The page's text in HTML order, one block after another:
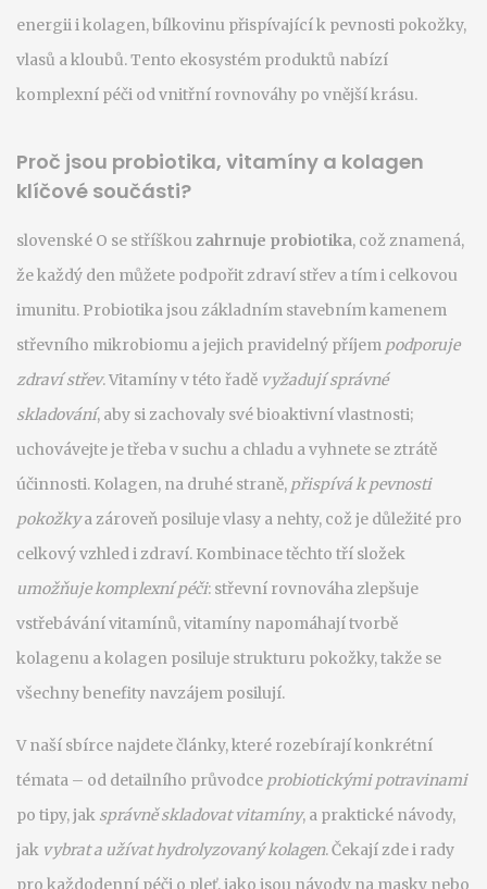
energiiikolagen,bílkovinu přispívající k pevnosti pokožky,
vlasů a kloubů. Tento ekosystém produktů nabízí
komplexní péči od vnitřní rovnováhy po vnější krásu.
Proč jsou probiotika, vitamíny a kolagen
klíčové součásti?
slovenské O se stříškouzahrnuje probiotika, což znamená,
že každý den můžete podpořit zdraví střev a tím i celkovou
imunitu. Probiotika jsou základním stavebním kamenem
střevního mikrobiomu a jejich pravidelný příjem podporuje
zdraví střev. Vitamíny v této řadě vyžadují správné
skladování, aby si zachovaly své bioaktivní vlastnosti;
uchovávejte je třeba v suchu a chladu a vyhnete se ztrátě
účinnosti. Kolagen, na druhé straně, přispívá k pevnosti
pokožkya zároveň posiluje vlasy a nehty, což je důležité pro
celkový vzhled i zdraví. Kombinace těchto tří složek
umožňuje komplexní péči: střevní rovnováha zlepšuje
vstřebávání vitamínů, vitamíny napomáhají tvorbě
kolagenu a kolagen posiluje strukturu pokožky, takže se
všechny benefity navzájem posilují.
V naší sbírce najdete články, které rozebírají konkrétní
témata – od detailního průvodce probiotickými potravinami
po tipy, jak správně skladovat vitamíny, a praktické návody,
jak vybrat a užívat hydrolyzovaný kolagen. Čekají zde i rady
pro každodenní péči o pleť, jako jsou návody na masky nebo